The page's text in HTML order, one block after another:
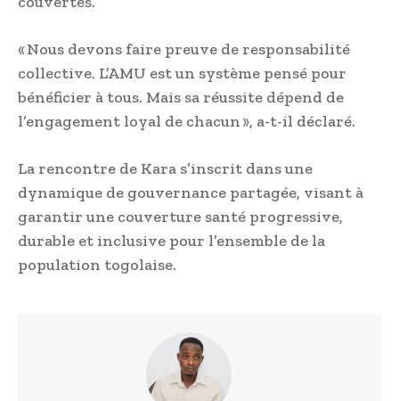
« Nous devons faire preuve de responsabilité
collective. L’AMU est un système pensé pour
bénéficier à tous. Mais sa réussite dépend de
l’engagement loyal de chacun », a-t-il déclaré.
La rencontre de Kara s’inscrit dans une
dynamique de gouvernance partagée, visant à
garantir une couverture santé progressive,
durable et inclusive pour l’ensemble de la
population togolaise.